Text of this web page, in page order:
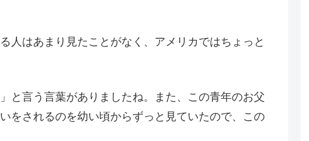
人はあまり見たことがなく、アメリカではちょっと
と言う言葉がありましたね。また、この青年のお父
をされるのを幼い頃からずっと見ていたので、この